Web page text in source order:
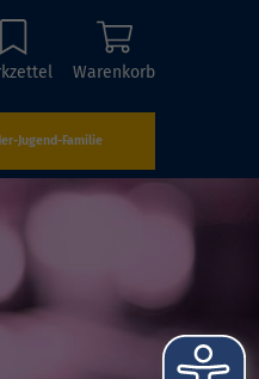
Warenkorb
Jugend-Familie